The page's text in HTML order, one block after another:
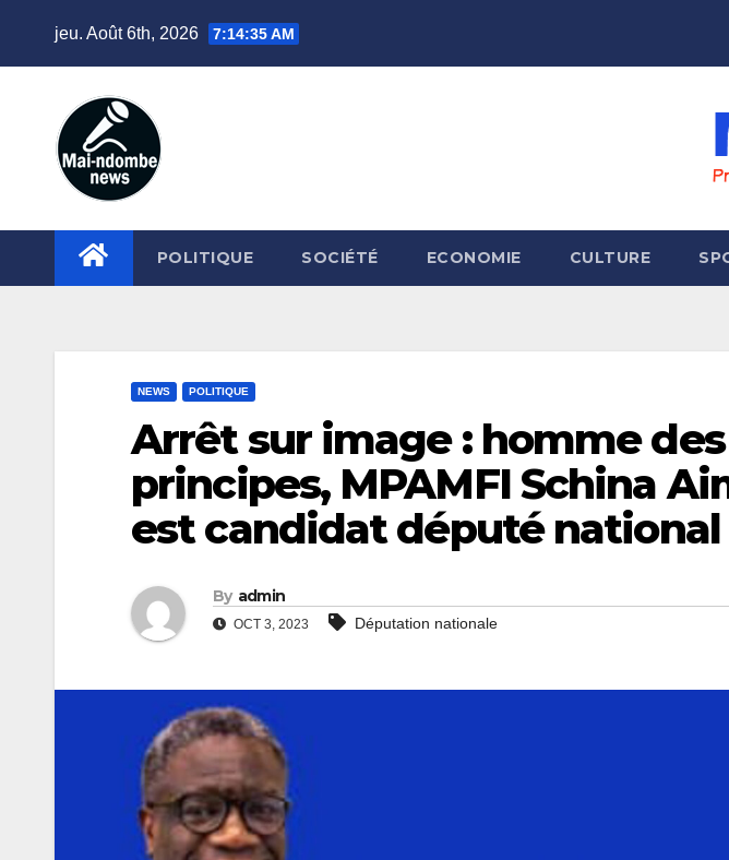
jeu. Août 6th, 2026 7:14:36 AM
POLITIQUE SOCIÉTÉ ECONOMIE CULTURE
NEWS POLITIQUE
Arrêt sur image : homme
principes, MPAMFI Schina
est candidat député national
By admin
OCT 3, 2023 Députation nationale